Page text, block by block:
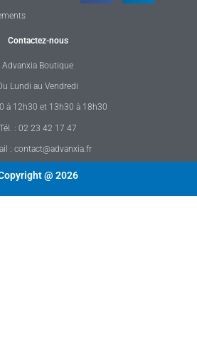
Contactez-nous
Advanxia Boutique
Lundi au Vendredi
à 12h30 et 13h30 à 18h30
Tél. : 02 23 42 17 47
: contact@advanxia.fr
@ 2026